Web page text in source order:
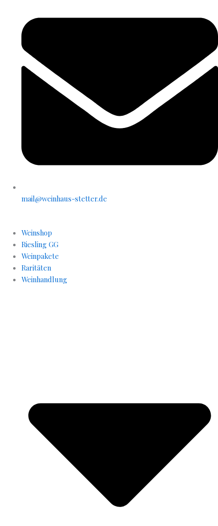
mail@weinhaus-stetter.de
Weinshop
Riesling GG
Weinpakete
Raritäten
Weinhandlung